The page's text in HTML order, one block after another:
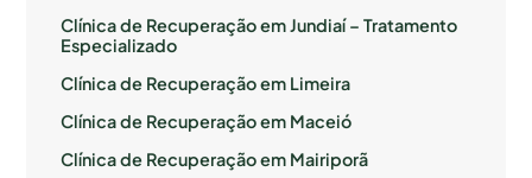
Clínica de Recuperação em Jundiaí – Tratamento
Especializado
Clínica de Recuperação em Limeira
Clínica de Recuperação em Maceió
Clínica de Recuperação em Mairiporã